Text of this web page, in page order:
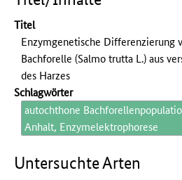
Titel
Enzymgenetische Differenzierung
Bachforelle (Salmo trutta L.) aus
des Harzes
Schlagwörter
autochthone
Anhalt, Enzymelektrophorese
Untersuchte Arten